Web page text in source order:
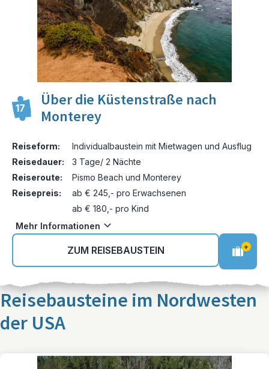
17
Über die Küstenstraße nach
Monterey
Reiseform:
Individualbaustein mit Mietwagen und Ausflug
Reisedauer:
3 Tage/ 2 Nächte
Reiseroute:
Pismo Beach und Monterey
Reisepreis:
ab € 245,- pro Erwachsenen
ab € 180,- pro Kind
Mehr Informationen
ZUM REISEBAUSTEIN +
Reisebausteine im Nordwesten
der USA